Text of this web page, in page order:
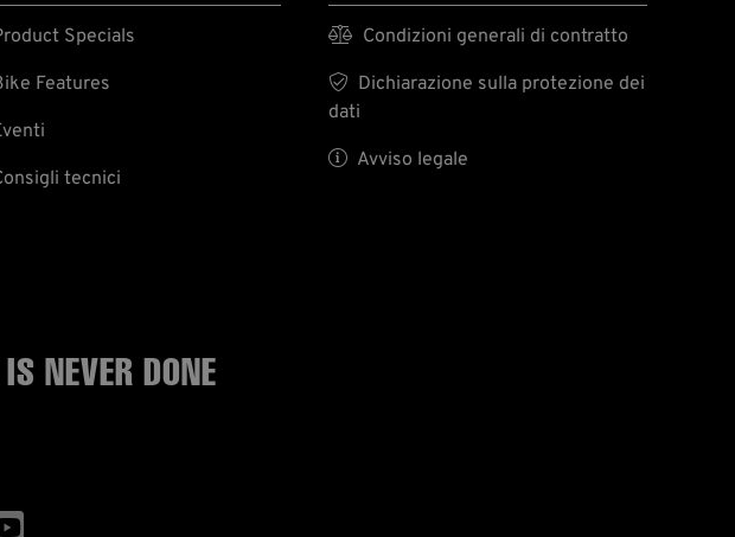
Specials
Features
tecnici
 Condizioni generali di contratto

Dichiarazione sulla protezione dei
dati
 Avviso legale
IS NEVER DONE